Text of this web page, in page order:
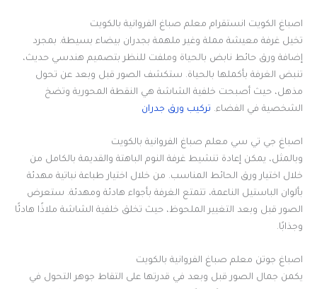
اصباغ الكويت انستقرام معلم صباغ الفروانية بالكويت
تخيل غرفة معيشة مملة وغير ملهمة بجدران بيضاء بسيطة. بمجرد
إضافة ورق حائط نابض بالحياة وملفت للنظر بتصميم هندسي حديث،
تنبض الغرفة بأكملها بالحياة. ستكشف الصور قبل وبعد عن تحول
مذهل، حيث أصبحت خلفية الشاشة هي النقطة المحورية وتضخ
الشخصية في الفضاء. تركيب ورق جدران
اصباغ جي تي سي معلم صباغ الفروانية بالكويت
وبالمثل، يمكن إعادة تنشيط غرفة النوم الباهتة والقديمة بالكامل من
خلال اختيار ورق الحائط المناسب. من خلال اختيار طباعة نباتية مهدئة
بألوان الباستيل الناعمة، تتمتع الغرفة بأجواء هادئة ومهدئة. ستعرض
الصور قبل وبعد التغيير الملحوظ، حيث تخلق خلفية الشاشة ملاذًا هادئًا
وجذابًا.
اصباغ جوتن معلم صباغ الفروانية بالكويت
يكمن جمال الصور قبل وبعد في قدرتها على التقاط جوهر التحول في